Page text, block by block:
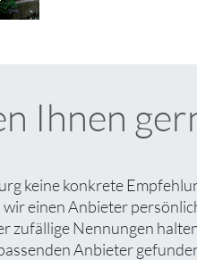
Ihnen
keine konkrete
einen Anbieter
zufällige Nennungen
Anbieter